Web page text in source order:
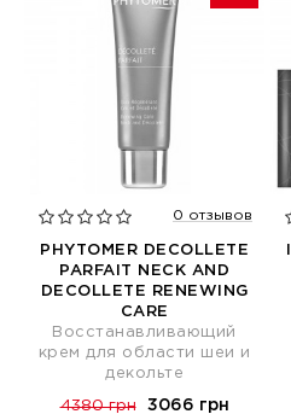
0 отзывов
PHYTOMER DECOLLETE
PARFAIT NECK AND
DECOLLETE RENEWING
CARE
Восстанавливающий
крем для области шеи и
декольте
4380 грн 3066 грн